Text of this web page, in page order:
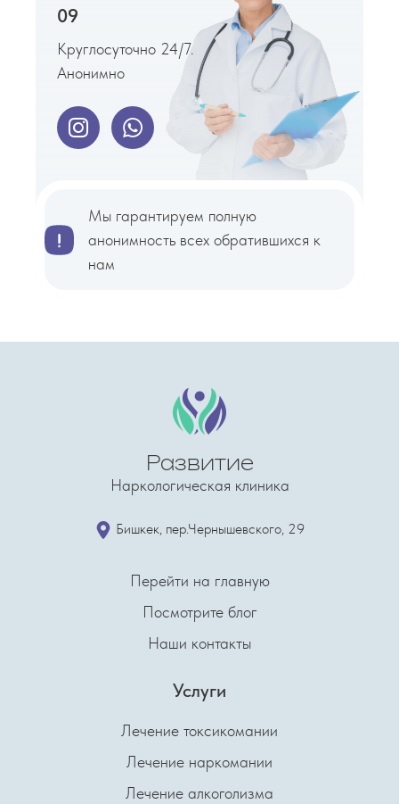
09
Круглосуточно 24/7.
Анонимно
Мы гарантируем полную
анонимность всех обратившихся к
нам
Развитие
Наркологическая клиника
​Бишкек, пер.Чернышевского, 29
Перейти на главную
Посмотрите блог
Наши контакты
Услуги
Лечение токсикомании
Лечение наркомании
Лечение алкоголизма